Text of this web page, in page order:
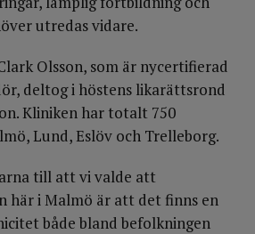
utredas vidare.
Olsson, som är nycertifierad
deltog i höstens likarättsrond
Kliniken har totalt 750
Lund, Eslöv och Trelleborg.
till att vi valde att
här i Malmö är att det finns en
både bland befolkningen